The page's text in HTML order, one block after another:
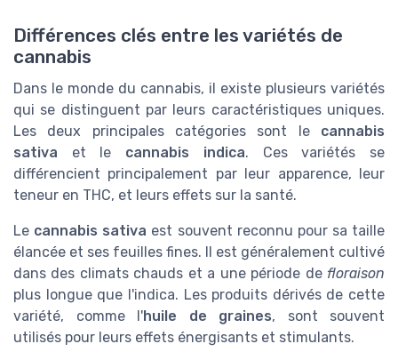
Différences clés entre les variétés de
cannabis
Dans le monde du cannabis, il existe plusieurs variétés
qui se distinguent par leurs caractéristiques uniques.
Les deux principales catégories sont le cannabis
sativa et le cannabis indica. Ces variétés se
différencient principalement par leur apparence, leur
teneur en THC, et leurs effets sur la santé.
Le cannabis sativa est souvent reconnu pour sa taille
élancée et ses feuilles fines. Il est généralement cultivé
dans des climats chauds et a une période de floraison
plus longue que l'indica. Les produits dérivés de cette
variété, comme l'huile de graines, sont souvent
utilisés pour leurs effets énergisants et stimulants.